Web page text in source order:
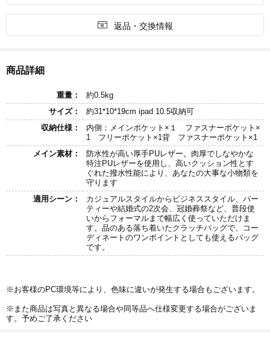
 返品・交換情報
商品詳細
重量：
約0.5kg
サイズ：
約31*10*19cm ipad 10.5収納可
収納仕様：
内側：メインポケット×１ ファスナーポケット×
1 フリーポケット×1背 ファスナーポケット×1
メイン素材：
防水性が高い厚手PUレザー。肉厚でしなやかな
特注PUレザーを使用し、高いクッション性とす
ぐれた撥水性能により、あなたの大事な小物類を
守ります
適用シーン：
カジュアルスタイルからビジネススタイル、パー
ティーや結婚式の2次会、冠婚葬祭など、普段使
いからフォーマルまで幅広く使っていただけま
す。品のある落ち着いたクラッチバッグで、コー
ディネートのワンポイントとしても使えるバッグ
です。
※お客様のPC環境等により、色味に違いが発生する場合もございます。
※また商品は写真と異なる場合や同等品へ仕様変更する場合がございま
す。予めご了承ください